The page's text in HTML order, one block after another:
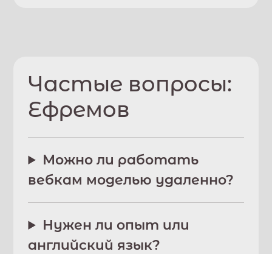
Частые вопросы:
Ефремов
Можно ли работать
вебкам моделью удаленно?
Нужен ли опыт или
английский язык?